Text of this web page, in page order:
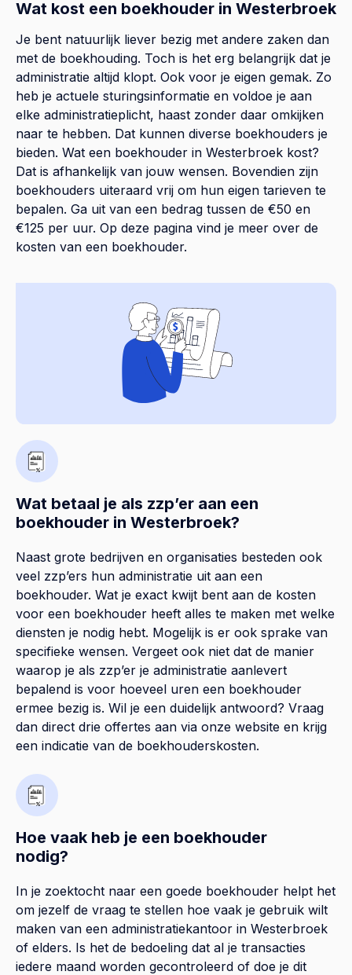
Wat kost een boekhouder in Westerbroek
Je bent natuurlijk liever bezig met andere zaken dan
met de boekhouding. Toch is het erg belangrijk dat je
administratie altijd klopt. Ook voor je eigen gemak. Zo
heb je actuele sturingsinformatie en voldoe je aan
elke administratieplicht, haast zonder daar omkijken
naar te hebben. Dat kunnen diverse boekhouders je
bieden. Wat een boekhouder in Westerbroek kost?
Dat is afhankelijk van jouw wensen. Bovendien zijn
boekhouders uiteraard vrij om hun eigen tarieven te
bepalen. Ga uit van een bedrag tussen de €50 en
€125 per uur. Op deze pagina vind je meer over de
kosten van een boekhouder.
Wat betaal je als zzp’er aan een
boekhouder in Westerbroek?
Naast grote bedrijven en organisaties besteden ook
veel zzp’ers hun administratie uit aan een
boekhouder. Wat je exact kwijt bent aan de kosten
voor een boekhouder heeft alles te maken met welke
diensten je nodig hebt. Mogelijk is er ook sprake van
specifieke wensen. Vergeet ook niet dat de manier
waarop je als zzp’er je administratie aanlevert
bepalend is voor hoeveel uren een boekhouder
ermee bezig is. Wil je een duidelijk antwoord? Vraag
dan direct drie offertes aan via onze website en krijg
een indicatie van de boekhouderskosten.
Hoe vaak heb je een boekhouder
nodig?
In je zoektocht naar een goede boekhouder helpt het
om jezelf de vraag te stellen hoe vaak je gebruik wilt
maken van een administratiekantoor in Westerbroek
of elders. Is het de bedoeling dat al je transacties
iedere maand worden gecontroleerd of doe je dit